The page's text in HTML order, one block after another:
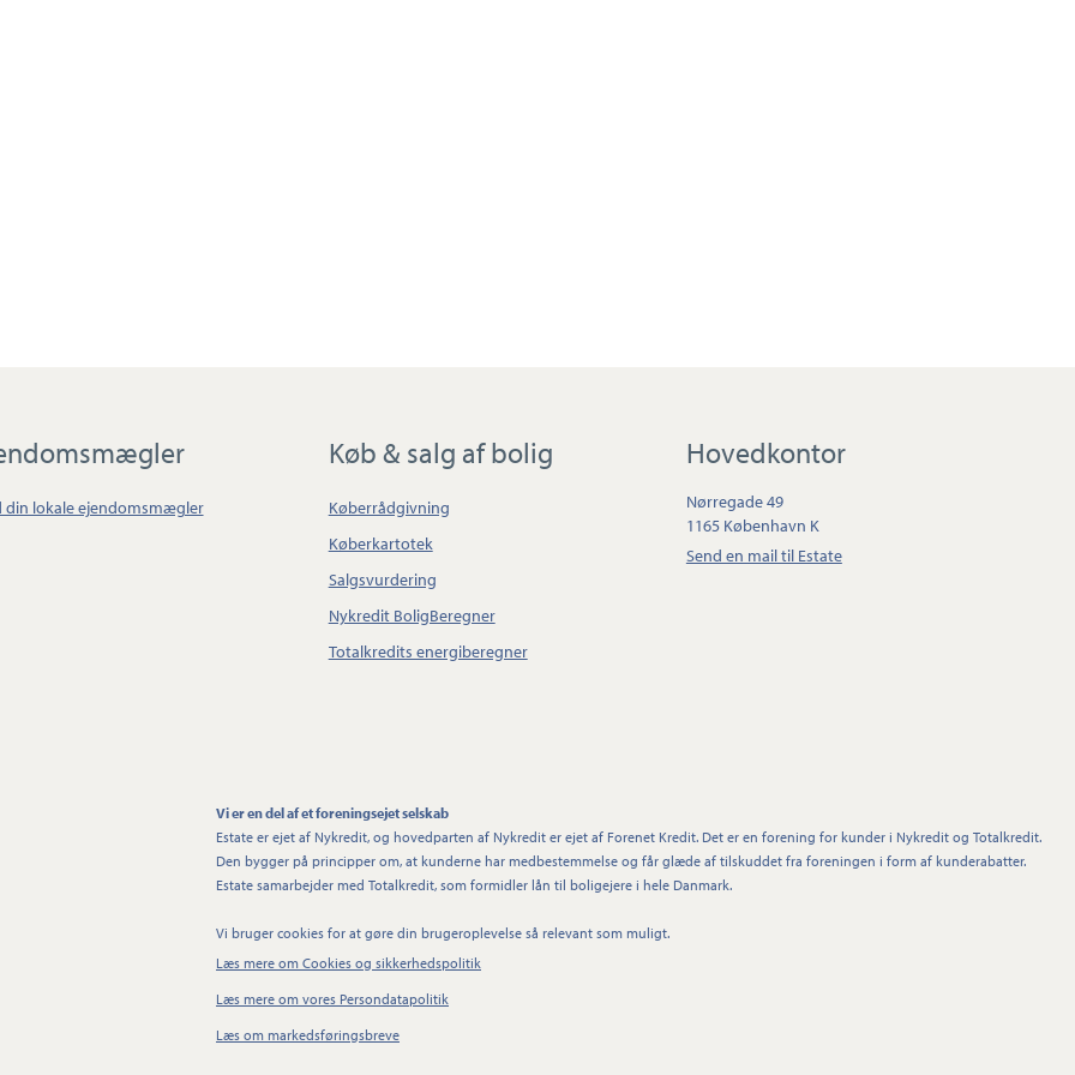
din lokale ejendomsmægler
Køb & salg af bolig
Køberrådgivning
Køberkartotek
Salgsvurdering
Nykredit BoligBeregner
Totalkredits energiberegner
Hovedkontor
Nørregade 49
1165 København K
Send en mail til Estate
Vi er en del af et foreningsejet selskab
Estate er ejet af Nykredit, og hovedparten af Nykredit er ejet af Forenet Kredit. Det er en forening for kunder i Nykredit og Totalkredit.
Den bygger på principper om, at kunderne har medbestemmelse og får glæde af tilskuddet fra foreningen i form af kunderabatter.
Estate samarbejder med Totalkredit, som formidler lån til boligejere i hele Danmark.
Vi bruger cookies for at gøre din brugeroplevelse så relevant som muligt.
Læs mere om Cookies og sikkerhedspolitik
Læs mere om vores Persondatapolitik
Læs om markedsføringsbreve